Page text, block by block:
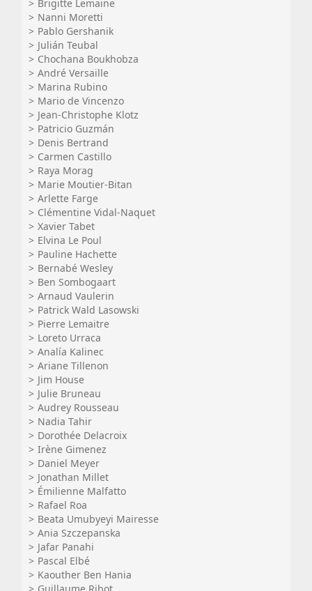
Brigitte Lemaine
Nanni Moretti
Pablo Gershanik
Julián Teubal
Chochana Boukhobza
André Versaille
Marina Rubino
Mario de Vincenzo
Jean-Christophe Klotz
Patricio Guzmán
Denis Bertrand
Carmen Castillo
Raya Morag
Marie Moutier-Bitan
Arlette Farge
Clémentine Vidal-Naquet
Xavier Tabet
Elvina Le Poul
Pauline Hachette
Bernabé Wesley
Ben Sombogaart
Arnaud Vaulerin
Patrick Wald Lasowski
Pierre Lemaitre
Loreto Urraca
Analía Kalinec
Ariane Tillenon
Jim House
Julie Bruneau
Audrey Rousseau
Nadia Tahir
Dorothée Delacroix
Irène Gimenez
Daniel Meyer
Jonathan Millet
Émilienne Malfatto
Rafael Roa
Beata Umubyeyi Mairesse
Ania Szczepanska
Jafar Panahi
Pascal Elbé
Kaouther Ben Hania